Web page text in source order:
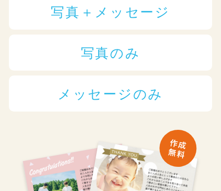
写真＋メッセージ
写真のみ
メッセージのみ